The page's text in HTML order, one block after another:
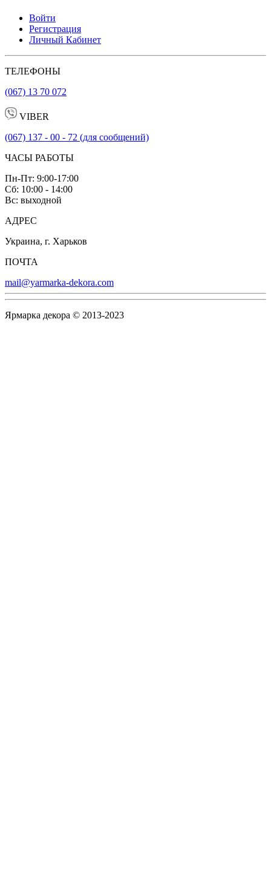
Войти
Регистрация
Личный Кабинет
ТЕЛЕФОНЫ
(067) 13 70 072
VIBER
(067) 137 - 00 - 72 (для сообщений)
ЧАСЫ РАБОТЫ
Пн-Пт: 9:00-17:00
Сб: 10:00 - 14:00
Вс: выходной
АДРЕС
Украина, г. Харьков
ПОЧТА
mail@yarmarka-dekora.com
Ярмарка декора © 2013-2023